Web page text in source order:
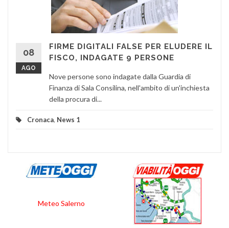
08
AGO
FIRME DIGITALI FALSE PER ELUDERE IL
FISCO, INDAGATE 9 PERSONE
Nove persone sono indagate dalla Guardia di
Finanza di Sala Consilina, nell'ambito di un'inchiesta
della procura di...
Cronaca, News 1
Meteo Salerno